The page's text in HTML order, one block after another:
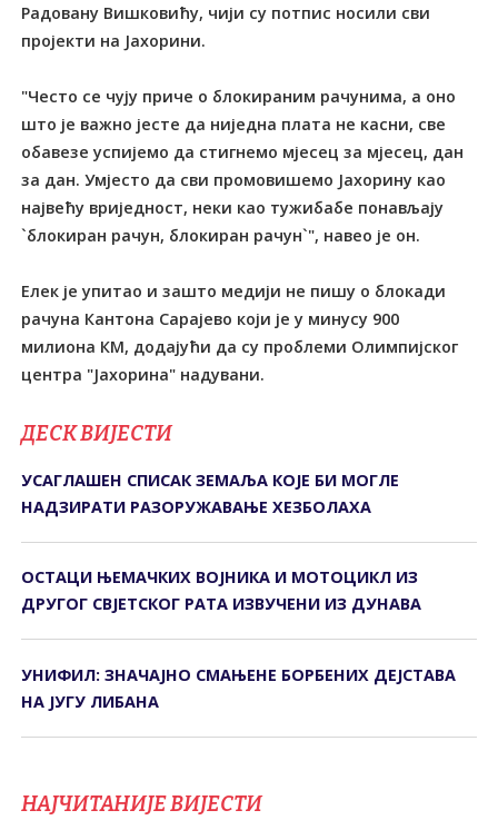
Радовану Вишковићу, чији су потпис носили сви
пројекти на Јахорини.
"Често се чују приче о блокираним рачунима, а оно
што је важно јесте да ниједна плата не касни, све
обавезе успијемо да стигнемо мјесец за мјесец, дан
за дан. Умјесто да сви промовишемо Јахорину као
највећу вриједност, неки као тужибабе понављају
`блокиран рачун, блокиран рачун`", навео је он.
Елек је упитао и зашто медији не пишу о блокади
рачуна Кантона Сарајево који је у минусу 900
милиона КМ, додајући да су проблеми Олимпијског
центра "Јахорина" надувани.
ДЕСК ВИЈЕСТИ
УСАГЛАШЕН СПИСАК ЗЕМАЉА КОЈЕ БИ МОГЛЕ
НАДЗИРАТИ РАЗОРУЖАВАЊЕ ХЕЗБОЛАХА
ОСТАЦИ ЊЕМАЧКИХ ВОЈНИКА И МОТОЦИКЛ ИЗ
ДРУГОГ СВЈЕТСКОГ РАТА ИЗВУЧЕНИ ИЗ ДУНАВА
УНИФИЛ: ЗНАЧАЈНО СМАЊЕНЕ БОРБЕНИХ ДЕЈСТАВА
НА ЈУГУ ЛИБАНА
НАЈЧИТАНИЈЕ ВИЈЕСТИ